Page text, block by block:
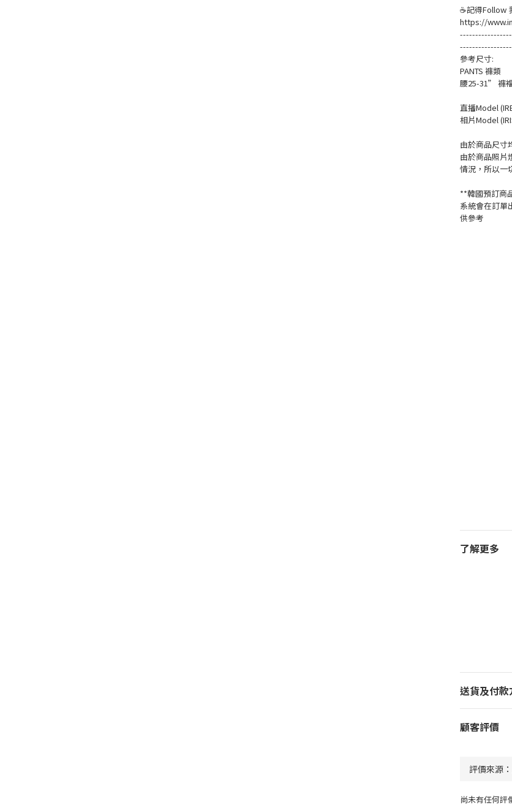
☕記得Follow
https://
參考尺寸:
PANTS 褲類
腰25-31” 褲
直播Model
相片Model
由於商品尺寸
由於商品照片
情況，所以一
**韓國預訂商
系統會在訂單
供參考
了解更多
送貨及付款
顧客評價
尚未有任何評